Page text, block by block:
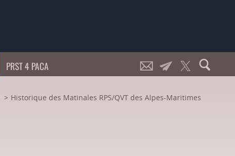
PRST 4 PACA
Historique des Matinales RPS/QVT des Alpes-Maritimes